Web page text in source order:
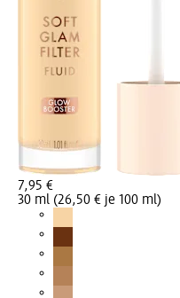
7,95 €
30 ml (26,50 € je 100 ml)